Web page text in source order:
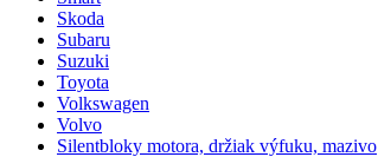
Skoda
Subaru
Suzuki
Toyota
Volkswagen
Volvo
Silentbloky motora, držiak výfuku, mazivo